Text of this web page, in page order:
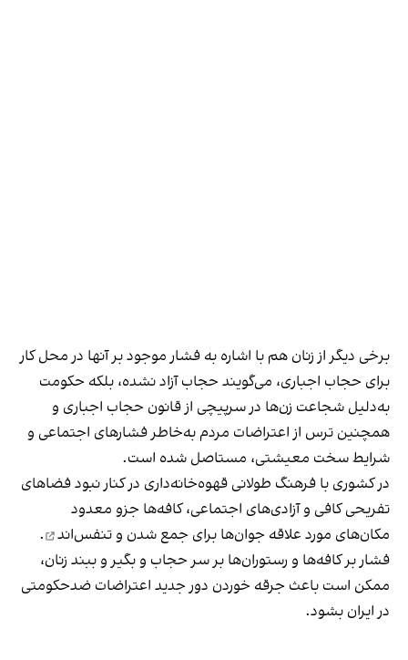
برخی دیگر از زنان هم با اشاره به فشار موجود بر آنها در محل کار
برای حجاب اجباری، می‌گویند حجاب آزاد نشده، بلکه حکومت
به‌دلیل شجاعت زن‌ها در سرپیچی از قانون حجاب اجباری و
همچنین ترس از اعتراضات مردم به‌خاطر فشارهای اجتماعی و
شرایط سخت معیشتی، مستاصل شده است.
در کشوری با فرهنگ طولانی قهوه‌‌خانه‌داری در کنار نبود فضاهای
تفریحی کافی و آزادی‌های اجتماعی، کافه‌ها جزو معدود
مکان‌های مورد علاقه جوان‌ها برای جمع شدن و تنفس‌اند
.
فشار بر کافه‌ها و رستوران‌ها بر سر حجاب و بگیر و ببند زنان،
ممکن است باعث جرقه خوردن دور جدید اعتراضات ضدحکومتی
در ایران بشود.